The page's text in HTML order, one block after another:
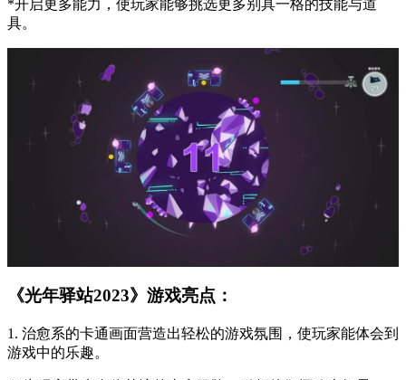
*开启更多能力，使玩家能够挑选更多别具一格的技能与道
具。
《光年驿站2023》游戏亮点：
1. 治愈系的卡通画面营造出轻松的游戏氛围，使玩家能体会到
游戏中的乐趣。